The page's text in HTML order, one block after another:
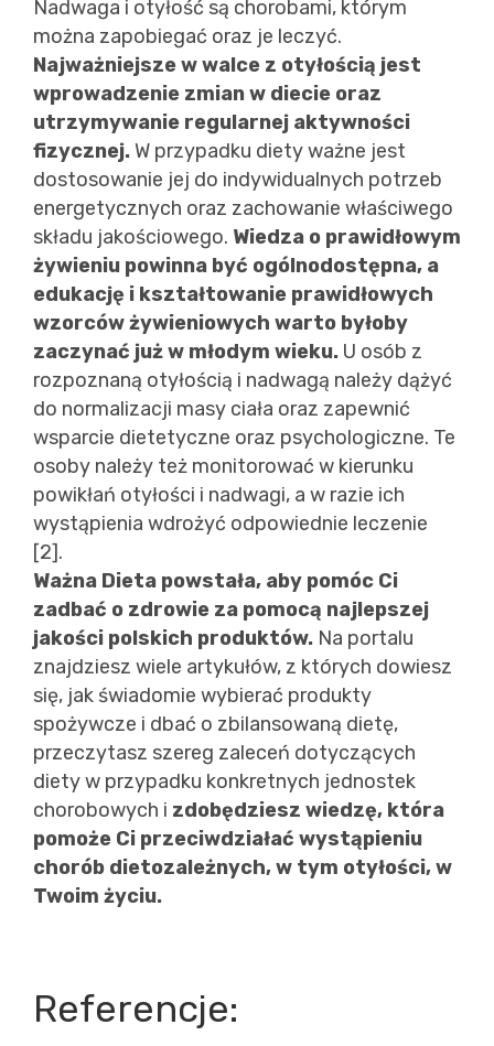
Nadwaga i otyłość są chorobami, którym
można zapobiegać oraz je leczyć.
Najważniejsze w walce z otyłością jest
wprowadzenie zmian w diecie oraz
utrzymywanie regularnej aktywności
fizycznej.W przypadku diety ważne jest
dostosowanie jej do indywidualnych potrzeb
energetycznych oraz zachowanie właściwego
składu jakościowego. Wiedza o prawidłowym
żywieniu powinna być ogólnodostępna, a
edukację i kształtowanie prawidłowych
wzorców żywieniowych warto byłoby
zaczynać już w młodym wieku. U osób z
rozpoznaną otyłością i nadwagą należy dążyć
do normalizacji masy ciała oraz zapewnić
wsparcie dietetyczne oraz psychologiczne. Te
osoby należy też monitorować w kierunku
powikłań otyłości i nadwagi, a w razie ich
wystąpienia wdrożyć odpowiednie leczenie
[2].
Ważna Dieta powstała, aby pomóc Ci
zadbać o zdrowie za pomocą najlepszej
jakości polskich produktów. Na portalu
znajdziesz wiele artykułów, z których dowiesz
się, jak świadomie wybierać produkty
spożywcze i dbać o zbilansowaną dietę,
przeczytasz szereg zaleceń dotyczących
diety w przypadku konkretnych jednostek
chorobowych i zdobędziesz wiedzę, która
pomoże Ci przeciwdziałać wystąpieniu
chorób dietozależnych, w tym otyłości, w
Twoim życiu.
Referencje: